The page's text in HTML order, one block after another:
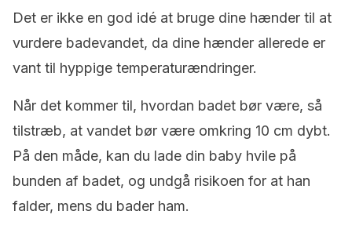
Det er ikke en god idé at bruge dine hænder til at
vurdere badevandet, da dine hænder allerede er
vant til hyppige temperaturændringer.
Når det kommer til, hvordan badet bør være, så
tilstræb, at vandet bør være omkring 10 cm dybt.
På den måde, kan du lade din baby hvile på
bunden af badet, og undgå risikoen for at han
falder, mens du bader ham.